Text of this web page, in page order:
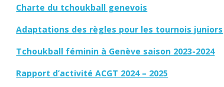
Charte du tchoukball genevois
Adaptations des règles pour les tournois juniors
Tchoukball féminin à Genève saison 2023-2024
Rapport d’activité ACGT 2024 – 2025